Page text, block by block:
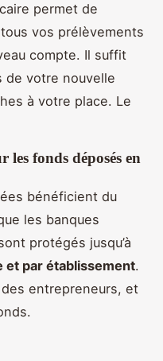
permet de
vos prélèvements
compte. Il suffit
de votre nouvelle
à votre place. Le
les fonds déposés en
bénéficient du
les banques
protégés jusqu’à
et par établissement.
entrepreneurs, et